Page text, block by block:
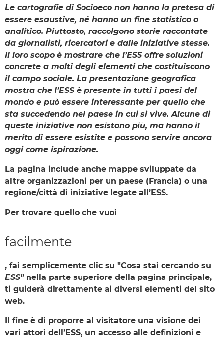
Le cartografie di Socioeco non hanno la pretesa di
essere esaustive, né hanno un fine statistico o
analitico. Piuttosto, raccolgono storie raccontate
da giornalisti, ricercatori e dalle iniziative stesse.
Il loro scopo è mostrare che l’ESS offre soluzioni
concrete a molti degli elementi che costituiscono
il campo sociale. La presentazione geografica
mostra che l’ESS è presente in tutti i paesi del
mondo e può essere interessante per quello che
sta succedendo nel paese in cui si vive. Alcune di
queste iniziative non esistono più, ma hanno il
merito di essere esistite e possono servire ancora
oggi come ispirazione.
La pagina include anche mappe sviluppate da
altre organizzazioni per un paese (Francia) o una
regione/città di iniziative legate all’ESS.
Per trovare quello che vuoi
facilmente
, fai semplicemente clic su "Cosa stai cercando su
ESS"nella parte superiore della pagina principale,
ti guiderà direttamente ai diversi elementi del sito
web.
Il fine è di proporre al visitatore una visione dei
vari attori dell’ESS, un accesso alle definizioni e